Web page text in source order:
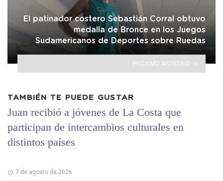
El patinador costero Sebastián Corral obtuvo
medalla de Bronce en los Juegos
Sudamericanos de Deportes sobre Ruedas
PRÓXIMO ARTÍCULO
TAMBIÉN TE PUEDE GUSTAR
Juan recibió a jóvenes de La Costa que
participan de intercambios culturales en
distintos países
7 de agosto de 2026